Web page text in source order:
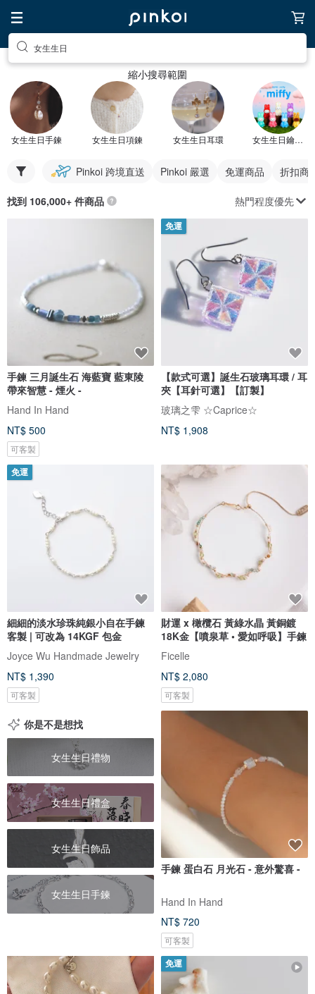
女生生日
縮小搜尋範圍
女生生日手鍊 女生生日項鍊 女生生日耳環 女生生日鑰匙圈
Pinkoi 跨境直送 Pinkoi 嚴選 免運商品 折扣商
找到 106,000+ 件商品 熱門程度優先
手鍊 三月誕生石 海藍寶 藍東陵
帶來智慧 - 煙火 -
Hand In Hand
NT$ 500
可客製
免運
【款式可選】誕生石玻璃耳環 / 耳
夾【耳針可選】【訂製】
玻璃之雫 ☆Caprice☆
NT$ 1,908
免運
細細的淡水珍珠純銀小自在手鍊
客製 | 可改為 14KGF 包金
Joyce Wu Handmade Jewelry
NT$ 1,390
可客製
財運 x 橄欖石 黃綠水晶 黃銅鍍
18K金【噴泉草 • 愛如呼吸】手鍊
Ficelle
NT$ 2,080
可客製
你是不是想找
女生生日禮物
女生生日禮盒
女生生日飾品
女生生日手鍊
手鍊 蛋白石 月光石 - 意外驚喜 -
Hand In Hand
NT$ 720
可客製
免運